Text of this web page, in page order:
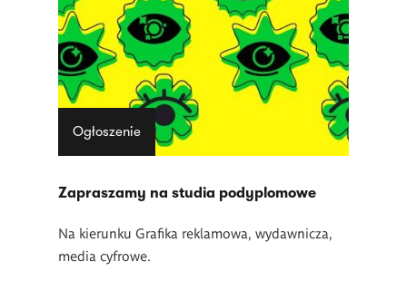
Ogłoszenie
Zapraszamy na studia podyplomowe
Na kierunku Grafika reklamowa, wydawnicza,
media cyfrowe.